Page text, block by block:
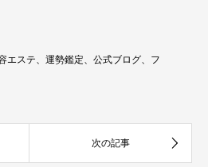
エステ、運勢鑑定、公式ブログ、フ